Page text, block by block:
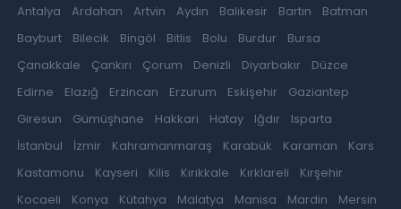
Antalya
Ardahan Artvin Aydın Balıkesir Bartın
Batman
Bayburt
Bilecik Bingöl Bitlis Bolu Burdur
Bursa
Çanakkale
Çankırı Çorum Denizli Diyarbakır
Düzce
Edirne
Elazığ Erzincan Erzurum Eskişehir
Gaziantep
Giresun
Gümüşhane Hakkari Hatay Iğdır
Isparta
İstanbul
İzmir Kahramanmaraş Karabük Karaman
Kars
Kastamonu
Kayseri Kilis Kırıkkale Kırklareli
Kırşehir
Kocaeli
Konya Kütahya Malatya Manisa Mardin
Mersin